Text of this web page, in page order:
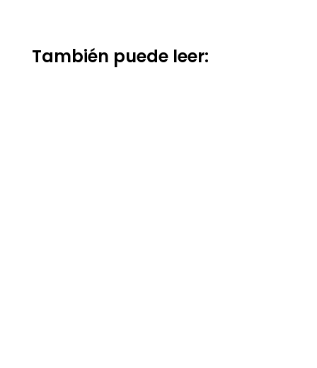
También puede leer: